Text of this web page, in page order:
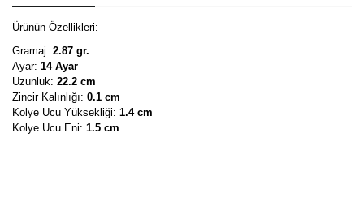
Ürünün Özellikleri:
Gramaj: 2.87 gr.
Ayar: 14 Ayar
Uzunluk: 22.2 cm
Zincir Kalınlığı: 0.1 cm
Kolye Ucu Yüksekliği: 1.4 cm
Kolye Ucu Eni: 1.5 cm